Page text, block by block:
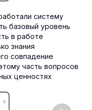
систему
базовый уровень
в работе
знания
совпадение
часть вопросов
ценностях